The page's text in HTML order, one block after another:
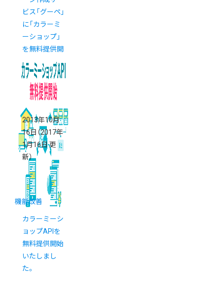
ビス「グーペ」
に「カラーミ
ーショップ」
を無料提供開
始
2013年10月
16日 （2017年
1月16日 更
新）
機能改善
カラーミーシ
ョップAPIを
無料提供開始
いたしまし
た。